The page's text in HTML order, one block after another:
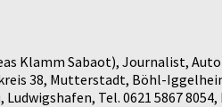
Klamm Sabaot), Journalist,
38, Mutterstadt, Böhl-
Tel. 0621 5867 8054,